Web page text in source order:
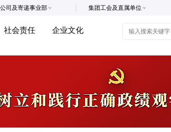
集团工会及直属单位
司及寄递事业部
社会责任 企业文化